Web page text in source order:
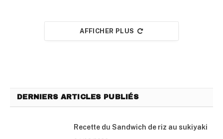
AFFICHER PLUS
DERNIERS ARTICLES PUBLIÉS
Recette du Sandwich de riz au sukiyaki